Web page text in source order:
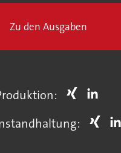
Zu den Ausgaben